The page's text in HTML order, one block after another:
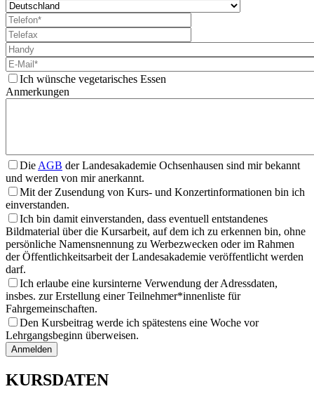
Ich wünsche vegetarisches Essen
Anmerkungen
DieAGB der Landesakademie Ochsenhausen sind mir bekannt
und werden von mir anerkannt.
Mit der Zusendung von Kurs- und Konzertinformationen bin ich
einverstanden.
Ich bin damit einverstanden, dass eventuell entstandenes
Bildmaterial über die Kursarbeit, auf dem ich zu erkennen bin, ohne
persönliche Namensnennung zu Werbezwecken oder im Rahmen
der Öffentlichkeitsarbeit der Landesakademie veröffentlicht werden
darf.
Ich erlaube eine kursinterne Verwendung der Adressdaten,
insbes. zur Erstellung einer Teilnehmer*innenliste für
Fahrgemeinschaften.
Den Kursbeitrag werde ich spätestens eine Woche vor
Lehrgangsbeginn überweisen.
Anmelden
KURSDATEN